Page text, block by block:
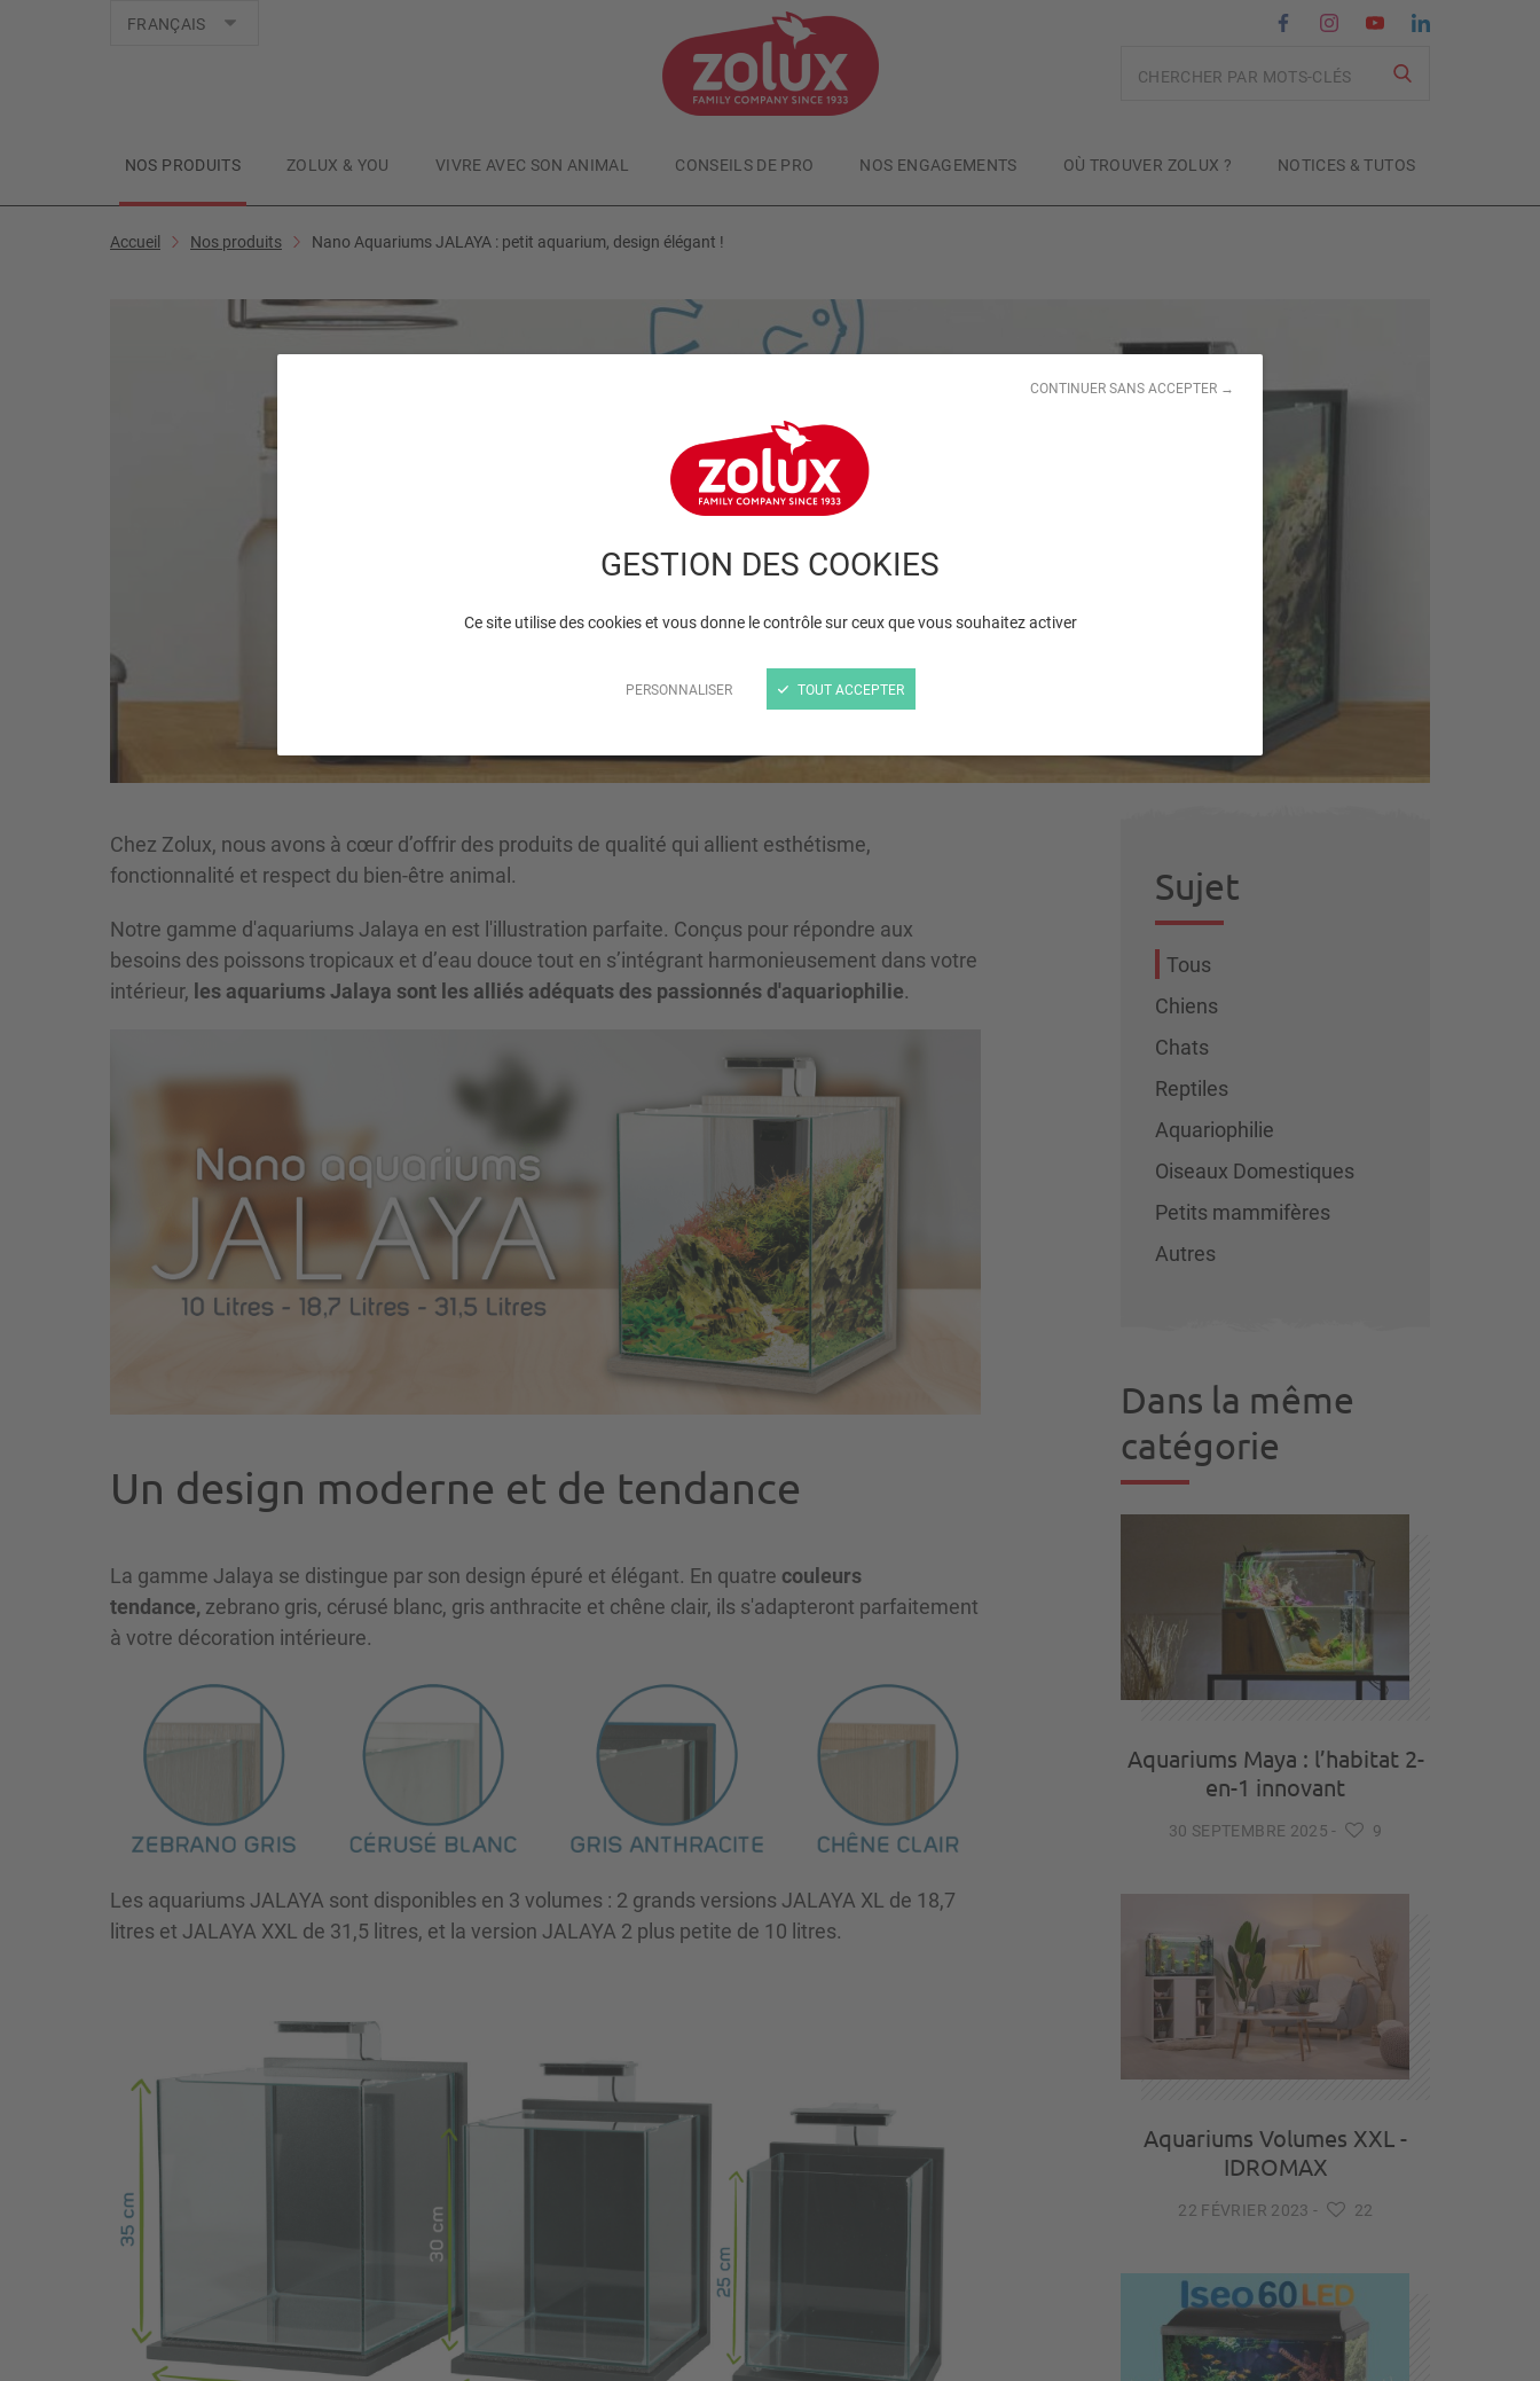
GESTION DES COOKIES
Ce site utilise des cookies et vous donne le contrôle sur ceux que vous souhaitez activer
PERSONNALISER
CONTINUER SANS ACCEPTER →
TOUT ACCEPTER
NOS PRODUITS ZOLUX & YOU VIVRE AVEC SON ANIMAL CONSEILS DE PRO NOS ENGAGEMENTS OÙ TROUVER ZOLUX ? NOTICES & TUTOS
Langues
FRANÇAIS
Accueil Nos produits Nano Aquariums JALAYA : petit aquarium, design élégant !
Publié le16/11/2024
Nano Aquariums JALAYA :
petit aquarium, design
élégant !
Chez Zolux, nous avons à cœur d’offrir des produits de qualité qui allient esthétisme,
fonctionnalité et respect du bien-être animal.
Notre gamme d'aquariums Jalaya en est l'illustration parfaite. Conçus pour répondre aux
besoins des poissons tropicaux et d’eau douce tout en s’intégrant harmonieusement dans votre
intérieur, les aquariums Jalaya sont les alliés adéquats des passionnés d'aquariophilie.
Un design moderne et de tendance
La gamme Jalaya se distingue par son design épuré et élégant. En quatre couleurs
tendance, zebrano gris, cérusé blanc, gris anthracite et chêne clair, ils s'adapteront parfaitement
à votre décoration intérieure.
Les aquariums JALAYA sont disponibles en 3 volumes : 2 grands versions JALAYA XL de 18,7
litres et JALAYA XXL de 31,5 litres, et la version JALAYA 2 plus petite de 10 litres.
Sujet
Tous
Chiens
Chats
Reptiles
Aquariophilie
Oiseaux Domestiques
Petits mammifères
Autres
Dans la même
catégorie
Aquariums Maya : l’habitat 2-
en-1 innovant
30 SEPTEMBRE 2025 - 9
Aquariums Volumes XXL -
IDROMAX
22 FÉVRIER 2023 - 22